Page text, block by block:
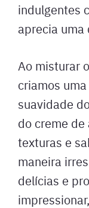
indulgentes
aprecia uma
Ao misturar
criamos
suavidade
do creme de
texturas e
maneira
delícias e